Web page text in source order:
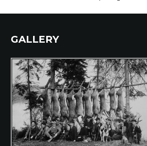
GALLERY